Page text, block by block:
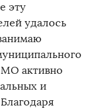
эту
удалось
активно
и